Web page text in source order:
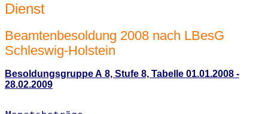
Dienst
Beamtenbesoldung 2008 nach LBesG
Schleswig-Holstein
Besoldungsgruppe A 8, Stufe 8, Tabelle 01.01.2008 -
28.02.2009